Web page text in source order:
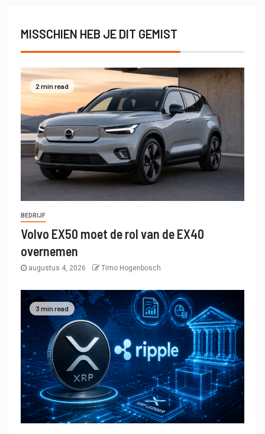
MISSCHIEN HEB JE DIT GEMIST
2 min read
BEDRIJF
Volvo EX50 moet de rol van de EX40
overnemen
augustus 4, 2026 Timo Hogenbosch
3 min read